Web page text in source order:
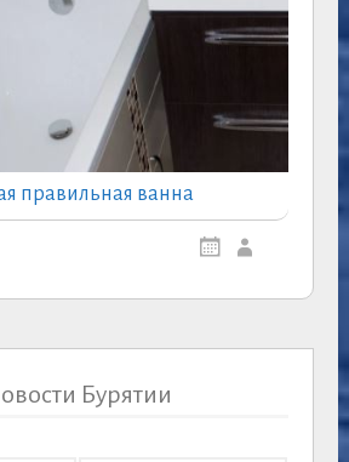
правильная ванна
Бурятии